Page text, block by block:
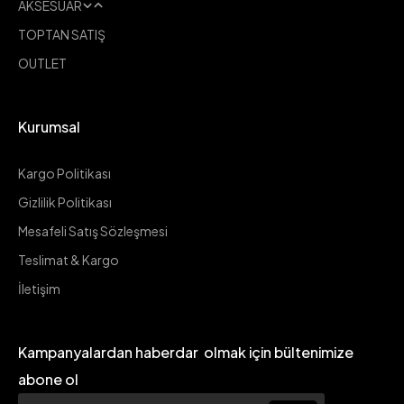
TARAFTAR ÜRÜNLERİ
AKSESUAR
MATARA
HEDİYE KUTULARI
TOPTAN SATIŞ
OUTLET
Kurumsal
Kargo Politikası
Gizlilik Politikası
Mesafeli Satış Sözleşmesi
Teslimat & Kargo
İletişim
Kampanyalardan haberdar olmak için bültenimize
abone ol